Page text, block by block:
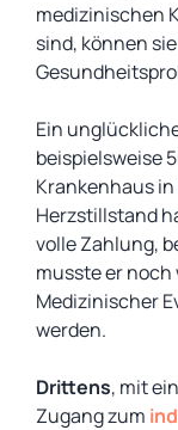
medizinischen
sind, können
Ein
beispielsweise
Krankenhaus
Herzstillstand
volle Zahlung,
musste er noch
Medizinischer
werden.
Drittens, mit
Zugang zum